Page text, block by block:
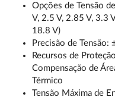
Opções de Tensão
V, 2.5 V, 2.85 V, 3.3
18.8 V)
Precisão de Tensão:
Recursos de
Compensação de
Térmico
Tensão Máxima de